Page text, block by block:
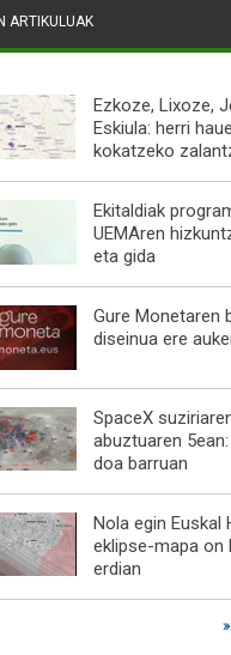
ARTIKULUAK
Ezkoze, Lixoze,
Eskiula: herri
kokatzeko
Ekitaldiak
UEMAren
eta gida
Gure Monetaren
diseinua ere
SpaceX
abuztuaren
doa barruan
Nola egin Euskal
eklipse-mapa on
erdian